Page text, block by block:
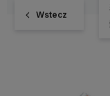
Wstecz